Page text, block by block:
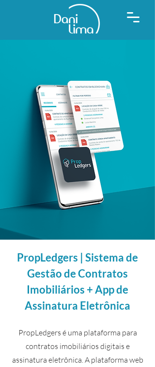
PropLedgers | Sistema de
Gestão de Contratos
Imobiliários + App de
Assinatura Eletrônica
PropLedgers é uma plataforma para
contratos imobiliários digitais e
assinatura eletrônica. A plataforma web